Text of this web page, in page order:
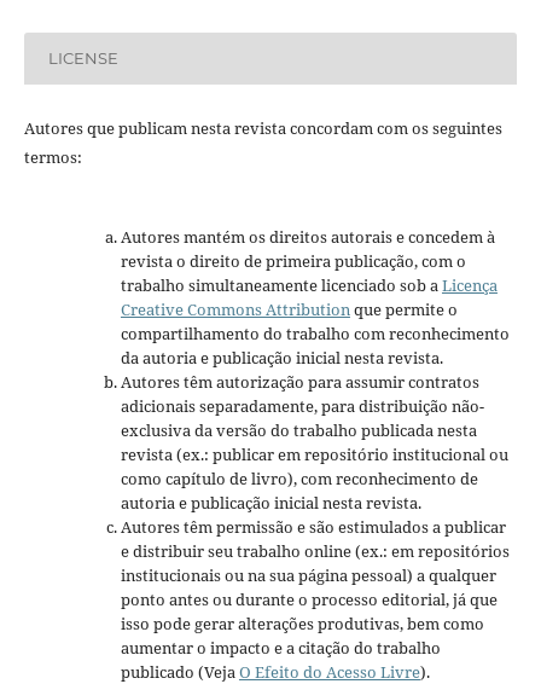
LICENSE
Autores que publicam nesta revista concordam com os seguintes
termos:
Autores mantém os direitos autorais e concedem à
revista o direito de primeira publicação, com o
trabalho simultaneamente licenciado sob aLicença
Creative Commons Attributionque permite o
compartilhamento do trabalho com reconhecimento
da autoria e publicação inicial nesta revista.
Autores têm autorização para assumir contratos
adicionais separadamente, para distribuição não-
exclusiva da versão do trabalho publicada nesta
revista (ex.: publicar em repositório institucional ou
como capítulo de livro), com reconhecimento de
autoria e publicação inicial nesta revista.
Autores têm permissão e são estimulados a publicar
e distribuir seu trabalho online (ex.: em repositórios
institucionais ou na sua página pessoal) a qualquer
ponto antes ou durante o processo editorial, já que
isso pode gerar alterações produtivas, bem como
aumentar o impacto e a citação do trabalho
publicado (VejaO Efeito do Acesso Livre).